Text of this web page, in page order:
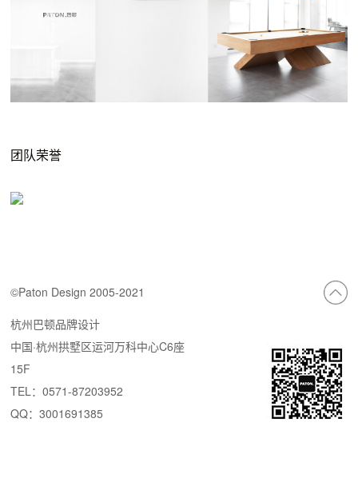
团队荣誉
©Paton Design 2005-2021
杭州巴顿品牌设计
中国·杭州拱墅区运河万科中心C6座
15F
TEL：0571-87203952
QQ：3001691385